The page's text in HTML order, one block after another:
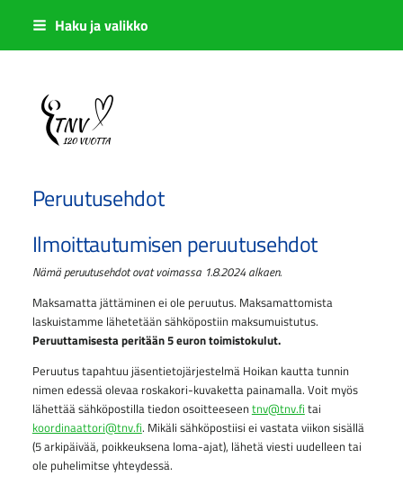
Siirry
sisältöön
Haku ja valikko
Sivuston etusivulle
Peruutusehdot
Ilmoittautumisen peruutusehdot
Nämä peruutusehdot ovat voimassa 1.8.2024 alkaen.
Maksamatta jättäminen ei ole peruutus. Maksamattomista
laskuistamme lähetetään sähköpostiin maksumuistutus.
Peruuttamisesta peritään 5 euron toimistokulut.
Peruutus tapahtuu jäsentietojärjestelmä Hoikan kautta tunnin
nimen edessä olevaa roskakori-kuvaketta painamalla. Voit myös
lähettää sähköpostilla tiedon osoitteeseentnv@tnv.fi tai
koordinaattori@tnv.fi. Mikäli sähköpostiisi ei vastata viikon sisällä
(5 arkipäivää, poikkeuksena loma-ajat), lähetä viesti uudelleen tai
ole puhelimitse yhteydessä.